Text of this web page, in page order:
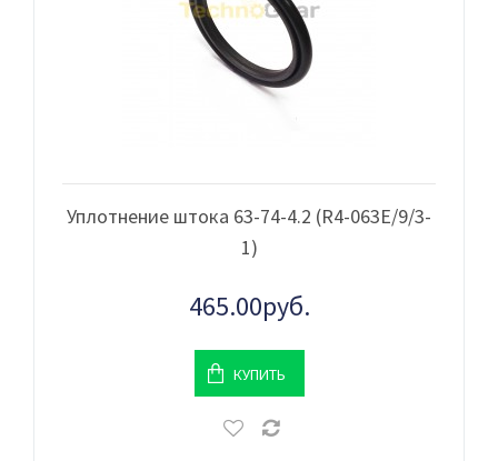
Уплотнение штока 63-74-4.2 (R4-063Е/9/3-
1)
465.00руб.
КУПИТЬ